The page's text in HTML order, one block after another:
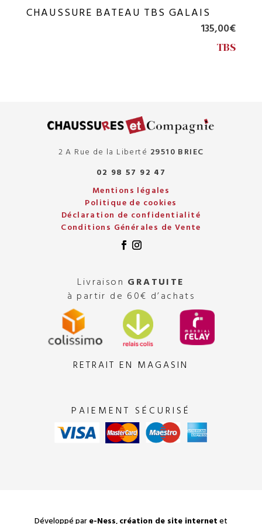
CHAUSSURE BATEAU TBS GALAIS
135,00€
TBS
2 A Rue de la Liberté 29510 BRIEC
02 98 57 92 47
Mentions légales
Politique de cookies
Déclaration de confidentialité
Conditions Générales de Vente
Livraison GRATUITE
à partir de 60€ d’achats
RETRAIT EN MAGASIN
PAIEMENT SÉCURISÉ
Développé pare-Ness,création de site internetet